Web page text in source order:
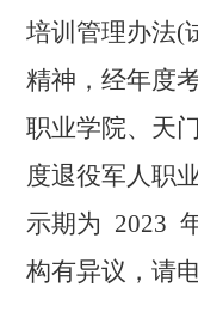
培训管理办法(
精神，经年度
职业学院、 天
度退役军人职
示期为 2023
构有异议， 请